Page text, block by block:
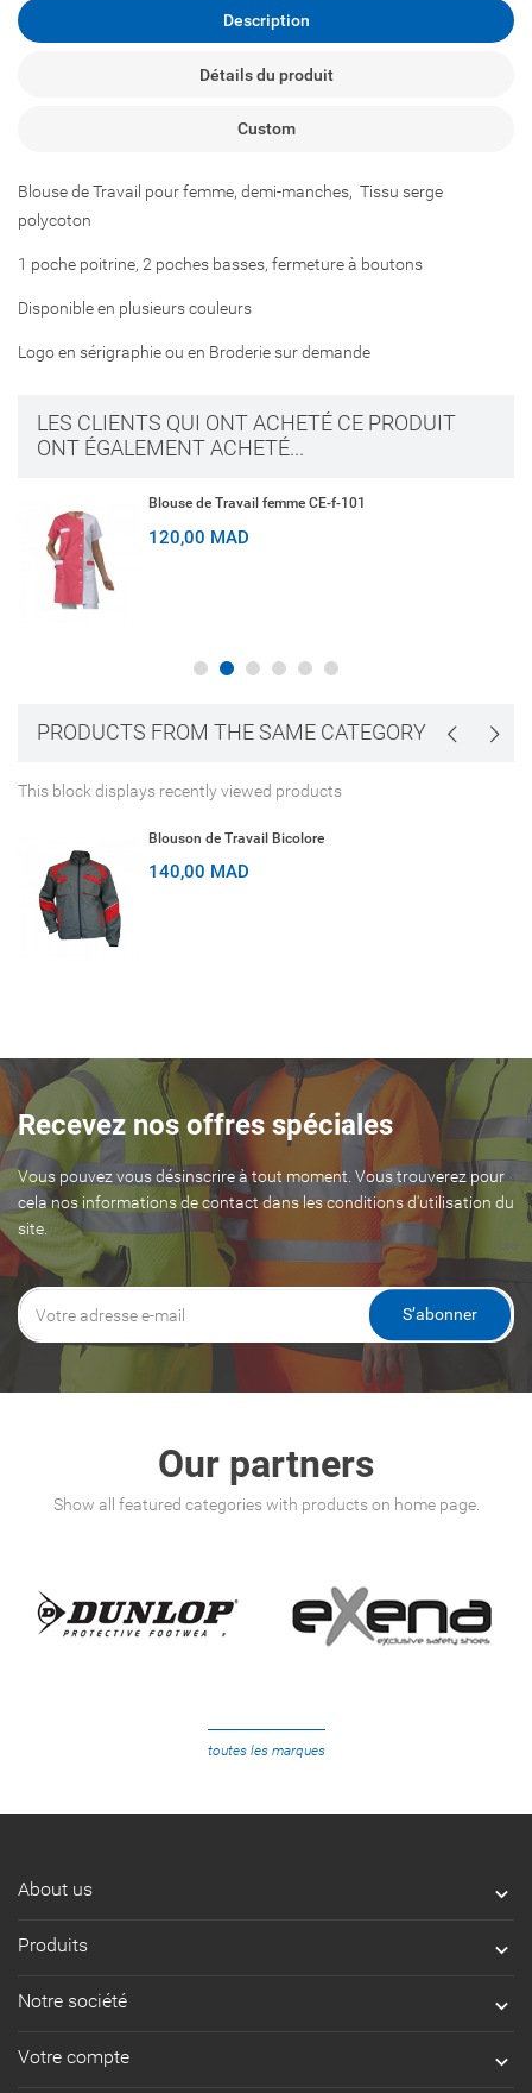
Description
Détails du produit
Custom
Blouse de Travail pour femme, demi-manches, Tissu serge
polycoton
1 poche poitrine, 2 poches basses, fermeture à boutons
Disponible en plusieurs couleurs
Logo en sérigraphie ou en Broderie sur demande
LES CLIENTS QUI ONT ACHETÉ CE PRODUIT
ONT ÉGALEMENT ACHETÉ...
Blouse de Travail femme CE-f-101
120,00 MAD
PRODUCTS FROM THE SAME CATEGORY
This block displays recently viewed products
Blouson de Travail Bicolore
140,00 MAD
Recevez nos offres spéciales
Vous pouvez vous désinscrire à tout moment. Vous trouverez pour
cela nos informations de contact dans les conditions d'utilisation du
site.
S’abonner
Our partners
Show all featured categories with products on home page.
toutes les marques
About us 
Produits 
Notre société 
Votre compte 